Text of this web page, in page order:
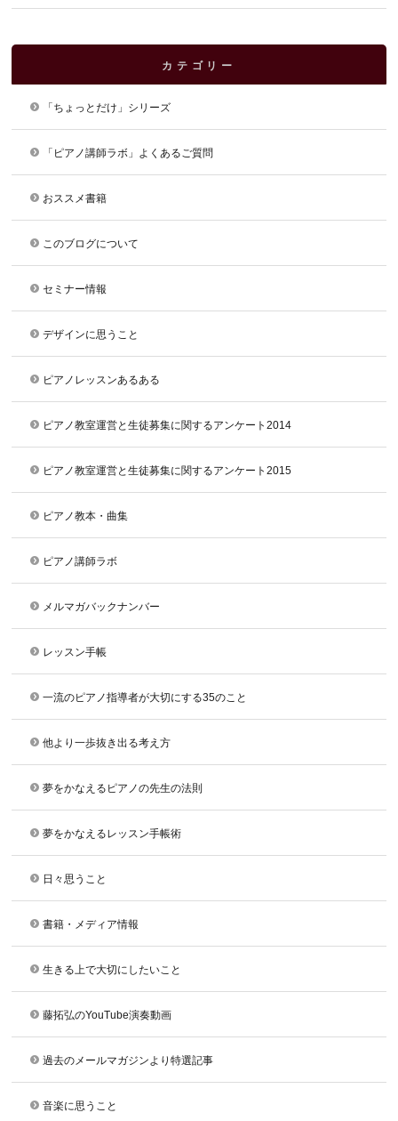
カテゴリー
「ちょっとだけ」シリーズ
「ピアノ講師ラボ」よくあるご質問
おススメ書籍
このブログについて
セミナー情報
デザインに思うこと
ピアノレッスンあるある
ピアノ教室運営と生徒募集に関するアンケート2014
ピアノ教室運営と生徒募集に関するアンケート2015
ピアノ教本・曲集
ピアノ講師ラボ
メルマガバックナンバー
レッスン手帳
一流のピアノ指導者が大切にする35のこと
他より一歩抜き出る考え方
夢をかなえるピアノの先生の法則
夢をかなえるレッスン手帳術
日々思うこと
書籍・メディア情報
生きる上で大切にしたいこと
藤拓弘のYouTube演奏動画
過去のメールマガジンより特選記事
音楽に思うこと